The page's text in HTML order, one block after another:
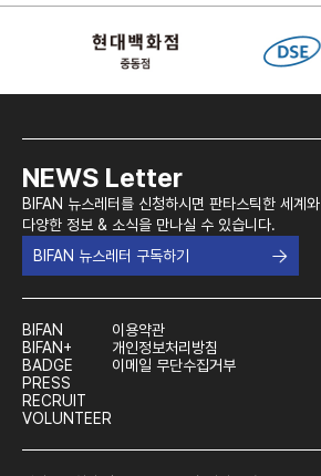
NEWS Letter
BIFAN 뉴스레터를 신청하시면 판타스틱한 세계와
다양한 정보 & 소식을 만나실 수 있습니다.
BIFAN 뉴스레터 구독하기
BIFAN
BIFAN+
BADGE
PRESS
RECRUIT
VOLUNTEER
이용약관
개인정보처리방침
이메일 무단수집거부